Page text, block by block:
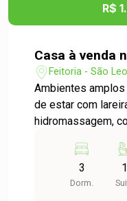
R$
Casa à venda
Feitoria - São
Ambientes
de estar com
hidromassagem,
piscina para lazer.
privilegiado,
vida. Não perca a
3
Dorm.
1